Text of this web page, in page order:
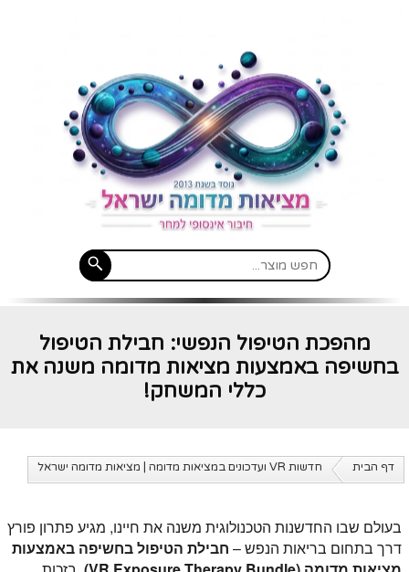
מהפכת הטיפול הנפשי: חבילת הטיפול
בחשיפה באמצעות מציאות מדומה משנה את
כללי המשחק!
דף הבית חדשות VR ועדכונים במציאות מדומה | מציאות מדומה ישראל
בעולם שבו החדשנות הטכנולוגית משנה את חיינו, מגיע פתרון פורץ
דרך בתחום בריאות הנפש – חבילת הטיפול בחשיפה באמצעות